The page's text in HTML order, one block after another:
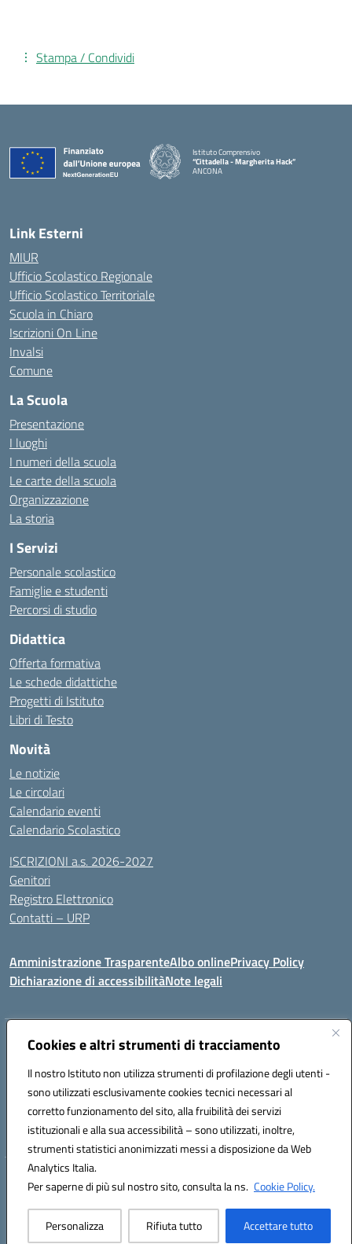
Cookies e altri strumenti di tracciamento
Il nostro Istituto non utilizza strumenti di profilazione degli utenti -
sono utilizzati esclusivamente cookies tecnici necessari al
corretto funzionamento del sito, alla fruibilità dei servizi
istituzionali e alla sua accessibilità – sono utilizzati, inoltre,
strumenti statistici anonimizzati messi a disposizione da Web
Analytics Italia.
Per saperne di più sul nostro sito, consulta la ns. Cookie Policy.
Personalizza Rifiuta tutto Accettare tutto
Stampa / Condividi
Istituto Comprensivo
“Cittadella - Margherita Hack”
ANCONA
Link Esterni
MIUR
Ufficio Scolastico Regionale
Ufficio Scolastico Territoriale
Scuola in Chiaro
Iscrizioni On Line
Invalsi
Comune
La Scuola
Presentazione
I luoghi
I numeri della scuola
Le carte della scuola
Organizzazione
La storia
I Servizi
Personale scolastico
Famiglie e studenti
Percorsi di studio
Didattica
Offerta formativa
Le schede didattiche
Progetti di Istituto
Libri di Testo
Novità
Le notizie
Le circolari
Calendario eventi
Calendario Scolastico
ISCRIZIONI a.s. 2026-2027
Genitori
Registro Elettronico
Contatti – URP
Amministrazione TrasparenteAlbo onlinePrivacy Policy
Dichiarazione di accessibilitàNote legali
Indirizzo:Via Tiziano, 50 - 60125 Ancona
Posta elettronica certificata (PEC):anic81600p@pec.istruzione.it
Codice fiscale: 93084460422
Codice meccanografico: ANIC81600P
Hosting & Powered by 3D Solution S.r.l.
Concept & Design by Designers Italia